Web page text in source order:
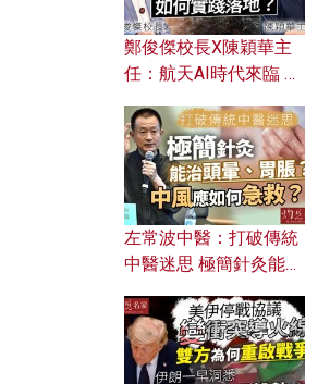
鄭俊傑校長X陳穎華主
任：航天AI時代來臨 學
校內數字教育如何實踐
落地？
左常波中醫：打破傳統
中醫迷思 極簡針灸能治
何急救？